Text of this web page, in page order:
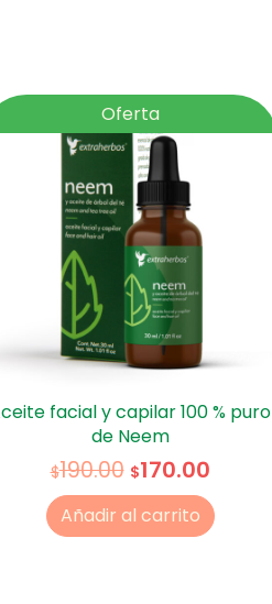
Oferta
facial y capilar 100 % puro
de Neem
$190.00 $170.00
Añadir al carrito